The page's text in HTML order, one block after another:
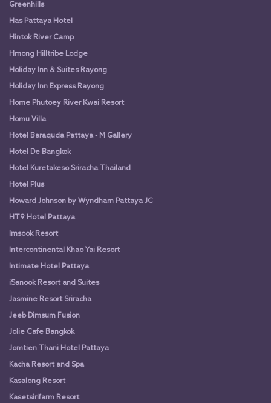
Greenhills
Has Pattaya Hotel
Hintok River Camp
Hmong Hilltribe Lodge
Holiday Inn & Suites Rayong
Holiday Inn Express Rayong
Home Phutoey River Kwai Resort
Homu Villa
Hotel Baraquda Pattaya - M Gallery
Hotel De Bangkok
Hotel Kuretakeso Sriracha Thailand
Hotel Plus
Howard Johnson by Wyndham Pattaya JC
HT9 Hotel Pattaya
Imsook Resort
Intercontinental Khao Yai Resort
Intimate Hotel Pattaya
iSanook Resort and Suites
Jasmine Resort Sriracha
Jeeb Dimsum Fusion
Jolie Cafe Bangkok
Jomtien Thani Hotel Pattaya
Kacha Resort and Spa
Kasalong Resort
Kasetsirifarm Resort